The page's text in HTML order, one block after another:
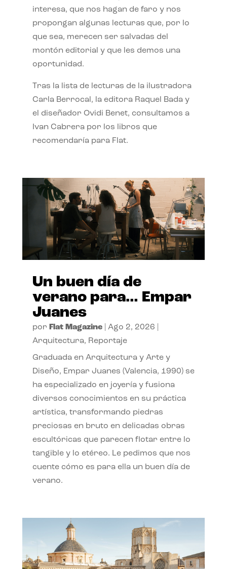
interesa, que nos hagan de faro y nos
propongan algunas lecturas que, por lo
que sea, merecen ser salvadas del
montón editorial y que les demos una
oportunidad.
Tras la lista de lecturas de la ilustradora
Carla Berrocal, la editora Raquel Bada y
el diseñador Ovidi Benet, consultamos a
Ivan Cabrera por los libros que
recomendaría para Flat.
Un buen día de
verano para… Empar
Juanes
por Flat Magazine| Ago 2, 2026
Arquitectura, Reportaje
Graduada en Arquitectura y Arte y
Diseño, Empar Juanes (Valencia, 1990) se
ha especializado en joyería y fusiona
diversos conocimientos en su práctica
artística, transformando piedras
preciosas en bruto en delicadas obras
escultóricas que parecen flotar entre lo
tangible y lo etéreo. Le pedimos que nos
cuente cómo es para ella un buen día de
verano.